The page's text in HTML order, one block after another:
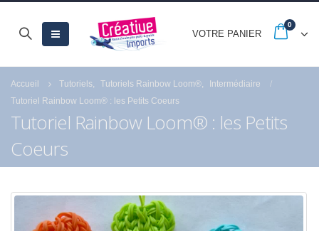
VOTRE PANIER
0
Accueil Tutoriels Tutoriels Rainbow Loom®
Intermédiaire
Tutoriel Rainbow Loom® : les Petits Coeurs
Tutoriel Rainbow Loom® : les Petits
Coeurs-20% jusqu’au 30
septembre avec les
23 septembre 2025
pour réussir la
Langnickel® ?